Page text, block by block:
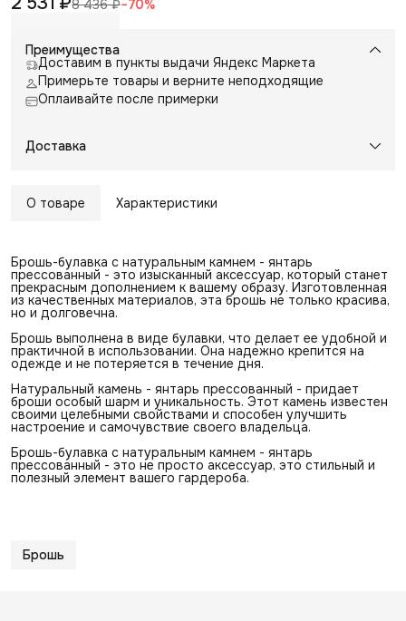
8 436 ₽−70%
Преимущества
Доставим в пункты выдачи Яндекс Маркета
Примерьте товары и верните неподходящие
Оплаивайте после примерки
Доставка
О товаре Характеристики
Брошь-булавка с натуральным камнем - янтарь
прессованный - это изысканный аксессуар, который станет
прекрасным дополнением к вашему образу. Изготовленная
из качественных материалов, эта брошь не только красива,
но и долговечна.
Брошь выполнена в виде булавки, что делает ее удобной и
практичной в использовании. Она надежно крепится на
одежде и не потеряется в течение дня.
Натуральный камень - янтарь прессованный - придает
броши особый шарм и уникальность. Этот камень известен
своими целебными свойствами и способен улучшить
настроение и самочувствие своего владельца.
Брошь-булавка с натуральным камнем - янтарь
прессованный - это не просто аксессуар, это стильный и
полезный элемент вашего гардероба.
Брошь